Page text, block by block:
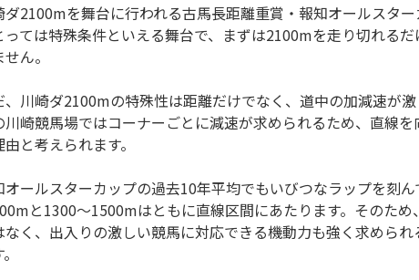
ダ2100mを舞台に行われる古馬長距離重賞・報知オールスタ
っては特殊条件といえる舞台で、まずは2100mを走り切れる
ん。
、川崎ダ2100mの特殊性は距離だけでなく、道中の加減速が
川崎競馬場ではコーナーごとに減速が求められるため、直線
と考えられます。
オールスターカップの過去10年平均でもいびつなラップを刻
と1300～1500mはともに直線区間にあたります。そのた
なく、出入りの激しい競馬に対応できる機動力も強く求めら